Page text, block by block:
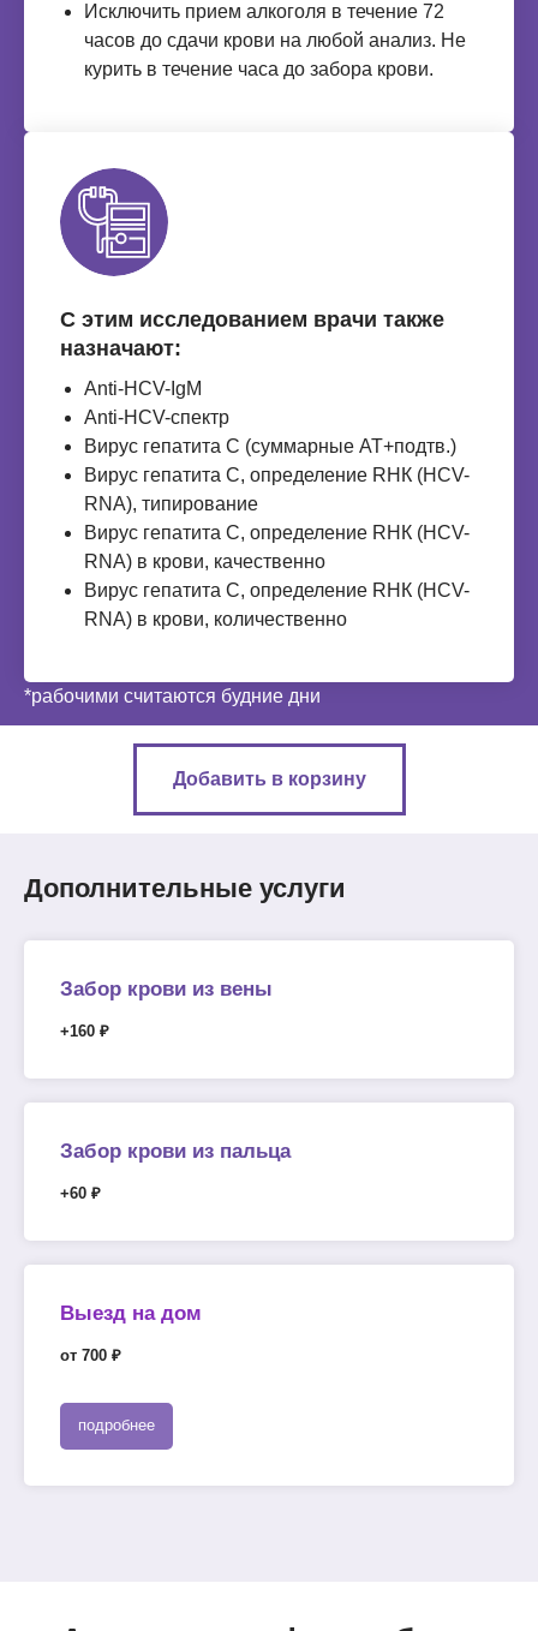
Исключить прием алкоголя в течение 72
часов до сдачи крови на любой анализ. Не
курить в течение часа до забора крови.
С этим исследованием врачи также
назначают:
Anti-HСV-IgМ
Anti-НCV-спектр
Вирус гепатита С (суммарные АТ+подтв.)
Вирус гепатита C, определение RНК (HCV-
RNA), типирование
Вирус гепатита C, определение RНК (HCV-
RNA) в крови, качественно
Вирус гепатита C, определение RНК (HCV-
RNA) в крови, количественно
*рабочими считаются будние дни
Добавить в корзину
Дополнительные услуги
Забор крови из вены
+160 ₽
Забор крови из пальца
+60 ₽
Выезд на дом
от 700 ₽
подробнее